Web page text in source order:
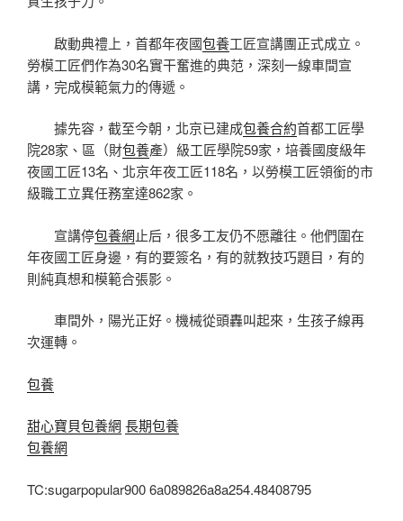
啟動典禮上，首都年夜國包養工匠宣講團正式成立。
勞模工匠們作為30名實干奮進的典范，深刻一線車間宣
講，完成模範氣力的傳遞。
據先容，截至今朝，北京已建成包養合約首都工匠學
院28家、區（財包養產）級工匠學院59家，培養國度級年
夜國工匠13名、北京年夜工匠118名，以勞模工匠領銜的市
級職工立異任務室達862家。
宣講停包養網止后，很多工友仍不愿離往。他們圍在
年夜國工匠身邊，有的要簽名，有的就教技巧題目，有的
則純真想和模範合張影。
車間外，陽光正好。機械從頭轟叫起來，生孩子線再
次運轉。
包養
甜心寶貝包養網 長期包養
包養網
TC:sugarpopular900 6a089826a8a254.48408795